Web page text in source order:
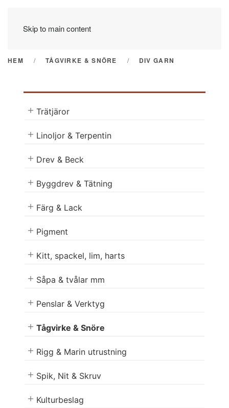
Skip to main content
HEM TÅGVIRKE & SNÖRE DIV GARN
Trätjäror
Linoljor & Terpentin
Drev & Beck
Byggdrev & Tätning
Färg & Lack
Pigment
Kitt, spackel, lim, harts
Såpa & tvålar mm
Penslar & Verktyg
Tågvirke & Snöre
Rigg & Marin utrustning
Spik, Nit & Skruv
Kulturbeslag